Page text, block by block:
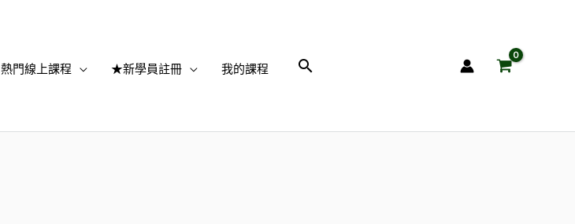
熱門線上課程 ★新學員註冊 我的課程
搜